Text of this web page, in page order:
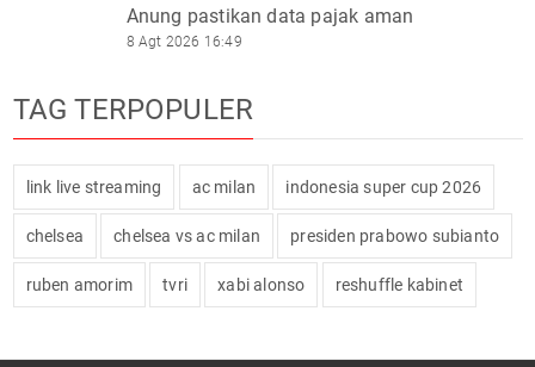
Anung pastikan data pajak aman
8 Agt 2026 16:49
TAG TERPOPULER
link live streaming ac milan indonesia super cup 2026
chelsea chelsea vs ac milan presiden prabowo subianto
ruben amorim tvri xabi alonso reshuffle kabinet